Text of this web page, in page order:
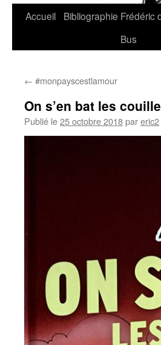
Accueil Bibliographie Frédéric
Bus
← #monpayscestlamour
On s’en bat les
Publié le25 octobre 2018pareric2